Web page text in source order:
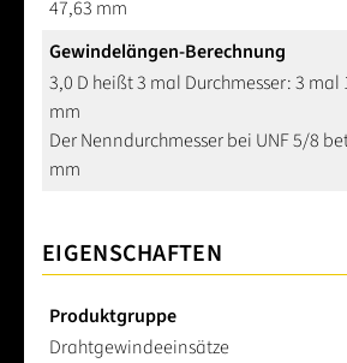
47,63 mm
Gewindelängen-Berechnung
3,0 D heißt 3 mal Durchmesser: 3 mal
mm
Der Nenndurchmesser bei UNF 5/8
mm
EIGENSCHAFTEN
Produktgruppe
Drahtgewindeeinsätze